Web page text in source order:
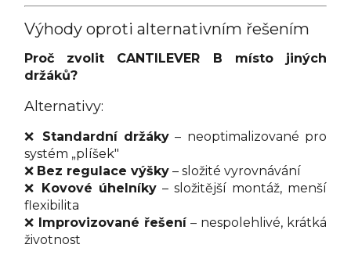
Výhody oproti alternativním řešením
Proč zvolit CANTILEVER B místo jiných
držáků?
Alternativy:
❌ Standardní držáky – neoptimalizované pro
systém „plíšek"
❌ Bez regulace výšky – složité vyrovnávání
❌
Kovové úhelníky – složitější montáž, menší
flexibilita
❌
Improvizované řešení – nespolehlivé, krátká
životnost